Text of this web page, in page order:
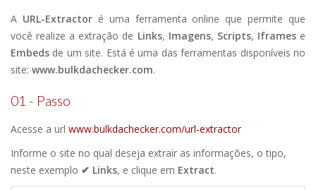
A URL-Extractoré uma ferramenta online que permite que
você realize a extração de Links, Imagens, Scripts, Iframese
Embeds de um site. Está é uma das ferramentas disponíveis no
site: www.bulkdachecker.com.
01 - Passo
Acesse a url www.bulkdachecker.com/url-extractor
Informe o site no qual deseja extrair as informações, o tipo,
neste exemplo ✔ Links, e clique em Extract.